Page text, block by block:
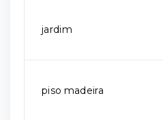
jardim
piso madeira